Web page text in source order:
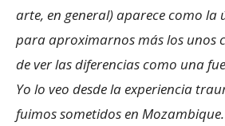
arte, en general) aparece como la
para aproximarnos más los unos
de ver las diferencias como una
Yo lo veo desde la experiencia
fuimos sometidos en Mozambique.